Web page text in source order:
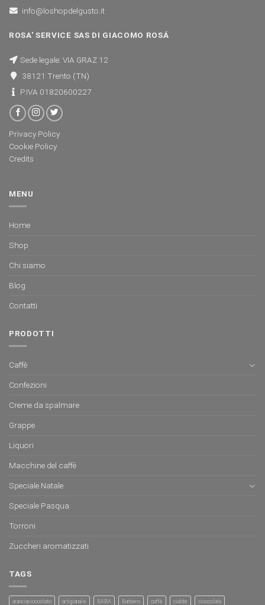
info@loshopdelgusto.it
ROSA' SERVICE SAS DI GIACOMO ROSÁ
Sede legale: VIA GRAZ 12
38121 Trento (TN)
P.IVA 01820600227
Privacy Policy
Cookie Policy
Credits
MENU
Home
Shop
Chi siamo
Blog
Contatti
PRODOTTI
Caffè
Confezioni
Creme da spalmare
Grappe
Liquori
Macchine del caffè
Speciale Natale
Speciale Pasqua
Torroni
Zuccheri aromatizzati
TAGS
aranciacioccolato artigianale BABA Barbero caffè cialde cioccolata